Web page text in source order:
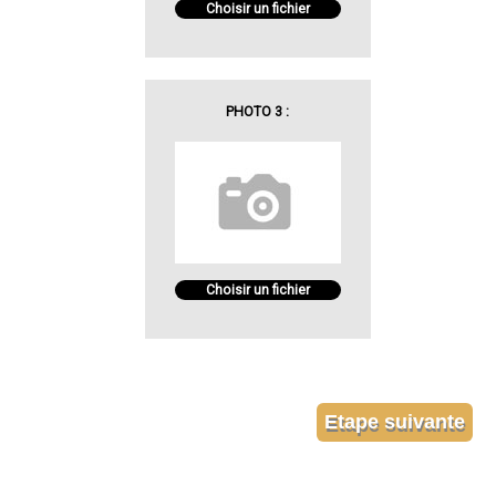
Choisir un fichier
PHOTO 3 :
Choisir un fichier